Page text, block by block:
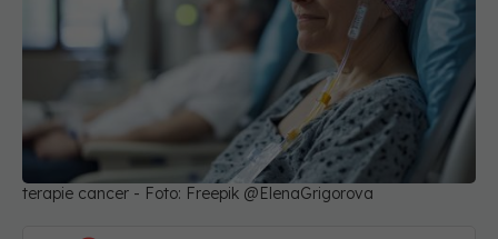
terapie cancer - Foto: Freepik @ElenaGrigorova